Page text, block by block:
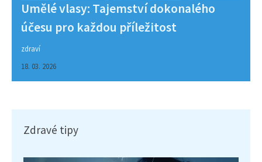
Umělé vlasy: Tajemství dokonalého
účesu pro každou příležitost
zdraví
18. 03. 2026
Zdravé tipy